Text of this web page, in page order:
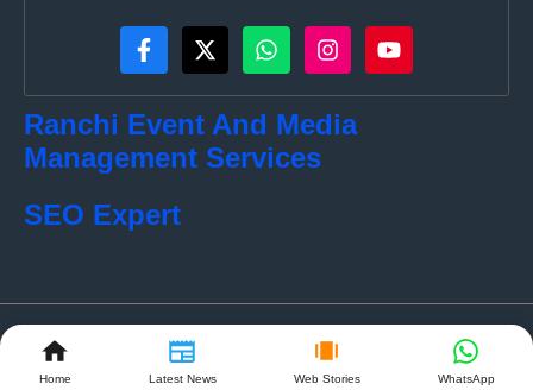
Home Latest News Web Stories WhatsApp
Ranchi Event And Media
Management Services
SEO Expert
© localkhabar.com • All rights reserved